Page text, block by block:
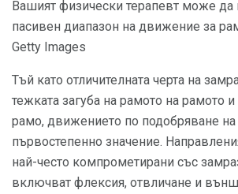
Вашият физически терапевт може
пасивен диапазон на движение за
Getty Images
Тъй като отличителната черта на
тежката загуба на рамото на рамото
рамо, движението по подобряване
първостепенно значение.
най-често компрометирани със
включват флексия, отвличане и